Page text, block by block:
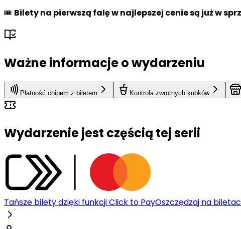
🎟️ Bilety na pierwszą falę w najlepszej cenie są już w
Ważne informacje o wydarzeniu
Płatność chipem z biletem Kontrola zwrotnych kubków
Wydarzenie jest częścią tej serii
Tańsze bilety dzięki funkcji Click to PayOszczędzaj na